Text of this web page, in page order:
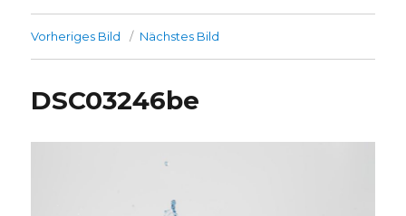
Vorheriges Bild Nächstes Bild
DSC03246be